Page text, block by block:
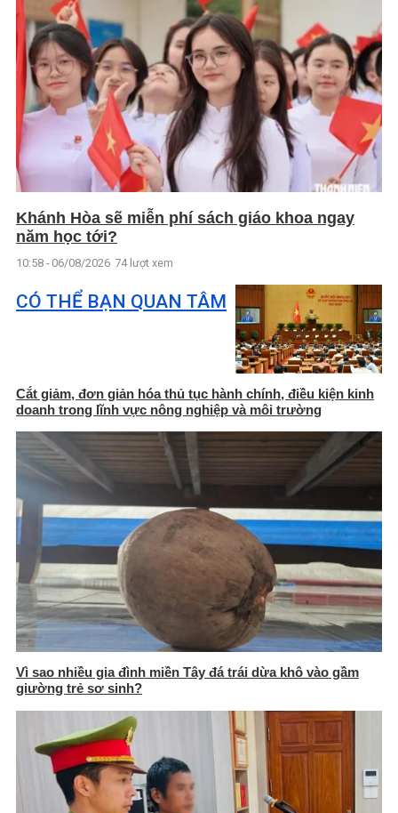
Khánh Hòa sẽ miễn phí sách giáo khoa ngay
năm học tới?
10:58 - 06/08/2026 74 lượt xem
CÓ THỂ BẠN QUAN TÂM
Cắt giảm, đơn giản hóa thủ tục hành chính, điều kiện kinh
doanh trong lĩnh vực nông nghiệp và môi trường
Vì sao nhiều gia đình miền Tây đá trái dừa khô vào gầm
giường trẻ sơ sinh?